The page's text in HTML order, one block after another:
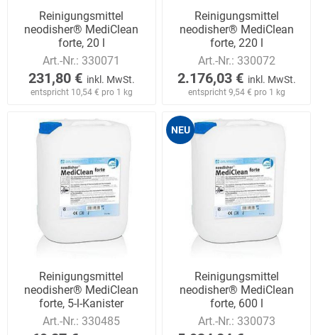
Reinigungsmittel
neodisher® MediClean
forte, 20 l
Art.-Nr.: 330071
231,80 € inkl. MwSt.
entspricht 10,54 € pro 1 kg
Reinigungsmittel
neodisher® MediClean
forte, 220 l
Art.-Nr.: 330072
2.176,03 € inkl. MwSt.
entspricht 9,54 € pro 1 kg
Reinigungsmittel
neodisher® MediClean
forte, 5-l-Kanister
Art.-Nr.: 330485
NEU
Reinigungsmittel
neodisher® MediClean
forte, 600 l
Art.-Nr.: 330073